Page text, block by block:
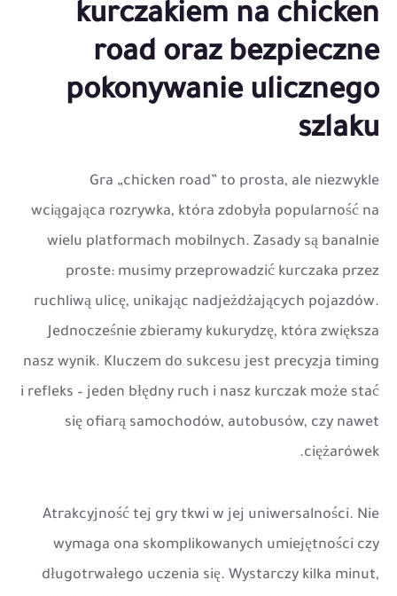
kurczakiem na chicken
road oraz bezpieczne
pokonywanie ulicznego
szlaku
Gra „chicken road” to prosta, ale niezwykle
wciągająca rozrywka, która zdobyła popularność na
wielu platformach mobilnych. Zasady są banalnie
proste: musimy przeprowadzić kurczaka przez
ruchliwą ulicę, unikając nadjeżdżających pojazdów.
Jednocześnie zbieramy kukurydzę, która zwiększa
nasz wynik. Kluczem do sukcesu jest precyzja timing
i refleks – jeden błędny ruch i nasz kurczak może stać
się ofiarą samochodów, autobusów, czy nawet
ciężarówek.
Atrakcyjność tej gry tkwi w jej uniwersalności. Nie
wymaga ona skomplikowanych umiejętności czy
długotrwałego uczenia się. Wystarczy kilka minut,